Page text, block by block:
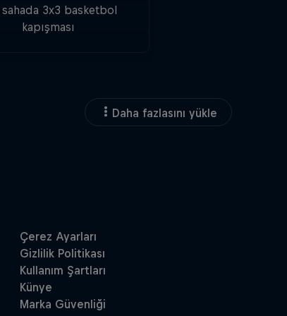
sahada 3x3 basketbol
kapışması
Daha fazlasını yükle